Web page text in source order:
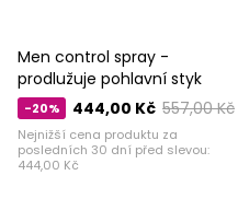
Men control spray -
prodlužuje pohlavní styk
-20% 557,00 Kč
444,00 Kč
Nejnižší cena produktu za
posledních 30 dní před slevou:
444,00 Kč